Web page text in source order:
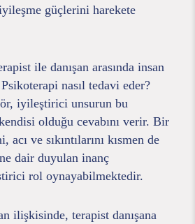
güçlerini harekete
ile danışan arasında insan
nasıl tedavi eder?
iyileştirici unsurun bu
olduğu cevabını verir. Bir
acı ve sıkıntılarını kısmen de
dair duyulan inanç
rol oynayabilmektedir.
ilişkisinde, terapist danışana